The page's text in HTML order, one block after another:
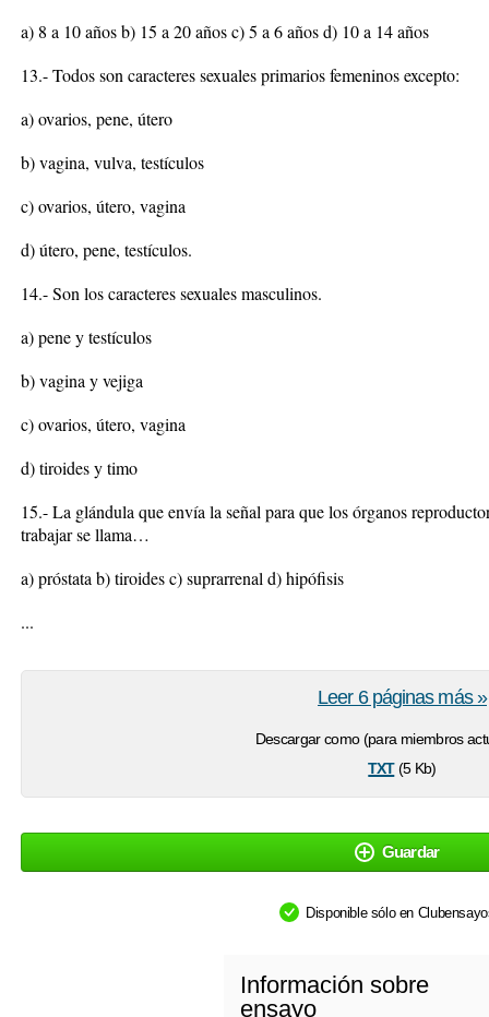
a) 8 a 10 años b) 15 a 20 años c) 5 a 6 años d) 10 a 14 años
13.- Todos son caracteres sexuales primarios femeninos excepto:
a) ovarios, pene, útero
b) vagina, vulva, testículos
c) ovarios, útero, vagina
d) útero, pene, testículos.
14.- Son los caracteres sexuales masculinos.
a) pene y testículos
b) vagina y vejiga
c) ovarios, útero, vagina
d) tiroides y timo
15.- La glándula que envía la señal para que los órganos
trabajar se llama…
a) próstata b) tiroides c) suprarrenal d) hipófisis
...
Descargar como (para miembros
txt(5 Kb)
Leer 6 páginas más »
Guardar
Disponible sólo en
Información sobre
ensayo